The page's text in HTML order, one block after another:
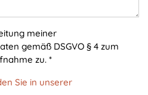
meiner
gemäß DSGVO § 4 zum
zu. *
Sie in unserer